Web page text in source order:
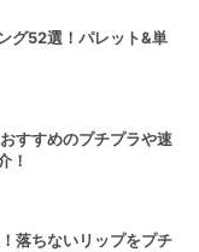
グ52選！パレット&単
すすめのプチプラや速
！
落ちないリップをプチ